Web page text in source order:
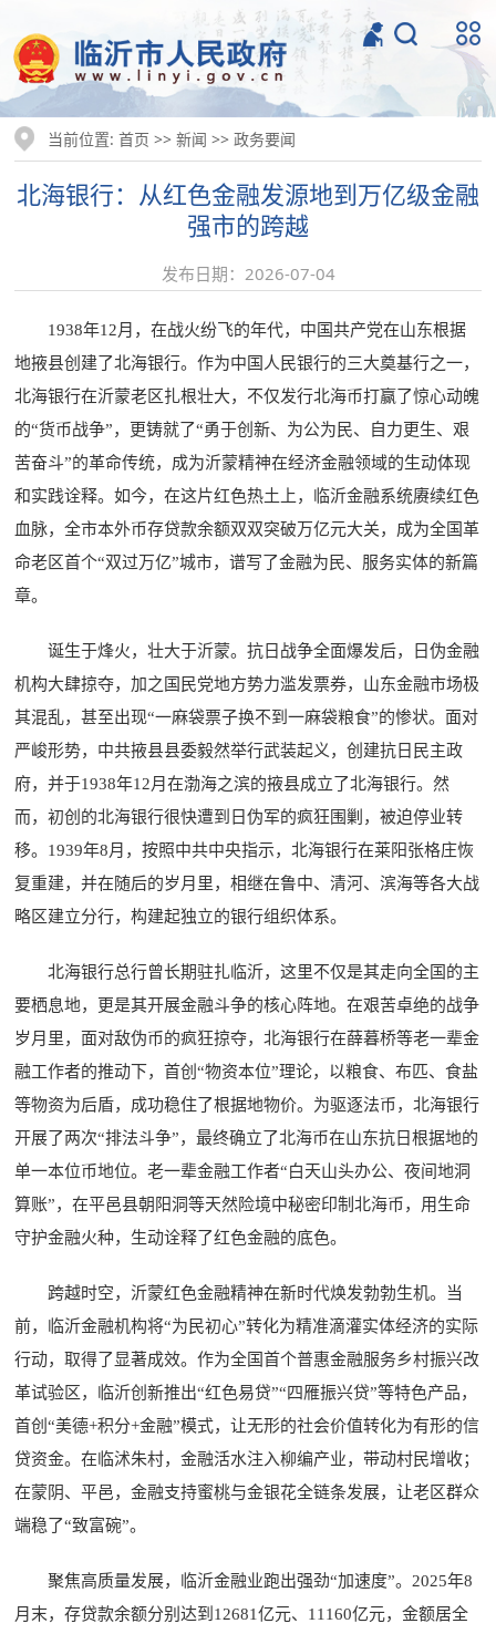
当前位置:首页 >>新闻 >>政务要闻
北海银行：从红色金融发源地到万亿级金融
强市的跨越
发布日期：2026-07-04
1938年12月，在战火纷飞的年代，中国共产党在山东根据
地掖县创建了北海银行。作为中国人民银行的三大奠基行之一，
北海银行在沂蒙老区扎根壮大，不仅发行北海币打赢了惊心动魄
的“货币战争”，更铸就了“勇于创新、为公为民、自力更生、艰
苦奋斗”的革命传统，成为沂蒙精神在经济金融领域的生动体现
和实践诠释。如今，在这片红色热土上，临沂金融系统赓续红色
血脉，全市本外币存贷款余额双双突破万亿元大关，成为全国革
命老区首个“双过万亿”城市，谱写了金融为民、服务实体的新篇
章。
诞生于烽火，壮大于沂蒙。抗日战争全面爆发后，日伪金融
机构大肆掠夺，加之国民党地方势力滥发票券，山东金融市场极
其混乱，甚至出现“一麻袋票子换不到一麻袋粮食”的惨状。面对
严峻形势，中共掖县县委毅然举行武装起义，创建抗日民主政
府，并于1938年12月在渤海之滨的掖县成立了北海银行。然
而，初创的北海银行很快遭到日伪军的疯狂围剿，被迫停业转
移。1939年8月，按照中共中央指示，北海银行在莱阳张格庄恢
复重建，并在随后的岁月里，相继在鲁中、清河、滨海等各大战
略区建立分行，构建起独立的银行组织体系。
北海银行总行曾长期驻扎临沂，这里不仅是其走向全国的主
要栖息地，更是其开展金融斗争的核心阵地。在艰苦卓绝的战争
岁月里，面对敌伪币的疯狂掠夺，北海银行在薛暮桥等老一辈金
融工作者的推动下，首创“物资本位”理论，以粮食、布匹、食盐
等物资为后盾，成功稳住了根据地物价。为驱逐法币，北海银行
开展了两次“排法斗争”，最终确立了北海币在山东抗日根据地的
单一本位币地位。老一辈金融工作者“白天山头办公、夜间地洞
算账”，在平邑县朝阳洞等天然险境中秘密印制北海币，用生命
守护金融火种，生动诠释了红色金融的底色。
跨越时空，沂蒙红色金融精神在新时代焕发勃勃生机。当
前，临沂金融机构将“为民初心”转化为精准滴灌实体经济的实际
行动，取得了显著成效。作为全国首个普惠金融服务乡村振兴改
革试验区，临沂创新推出“红色易贷”“四雁振兴贷”等特色产品，
首创“美德+积分+金融”模式，让无形的社会价值转化为有形的信
贷资金。在临沭朱村，金融活水注入柳编产业，带动村民增收；
在蒙阴、平邑，金融支持蜜桃与金银花全链条发展，让老区群众
端稳了“致富碗”。
聚焦高质量发展，临沂金融业跑出强劲“加速度”。2025年8
月末，存贷款余额分别达到12681亿元、11160亿元，金额居全